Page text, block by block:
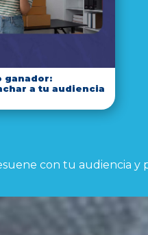
ganador:
a tu audiencia
con tu